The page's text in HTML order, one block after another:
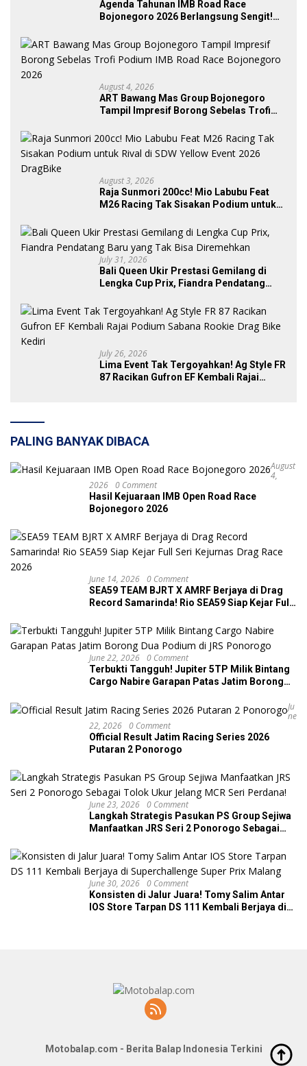
Agenda Tahunan IMB Road Race
Bojonegoro 2026 Berlangsung Sengit!
August 4, 2026
ART Bawang Mas Group Bojonegoro
Tampil Impresif Borong Sebelas Trofi
2026
August 3, 2026
Raja Sunmori 200cc! Mio Labubu Feat
M26 Racing Tak Sisakan Podium untuk
July 31, 2026
Bali Queen Ukir Prestasi Gemilang di
Lengka Cup Prix, Fiandra Pendatang
July 26, 2026
Lima Event Tak Tergoyahkan! Ag Style FR
87 Racikan Gufron EF Kembali Rajai
PALING BANYAK DIBACA
August
4,
2026 0 Comment
Hasil Kejuaraan IMB Open Road Race
Bojonegoro 2026
June 14, 2026 0 Comment
SEA59 TEAM BJRT X AMRF Berjaya di Drag
Record Samarinda! Rio SEA59 Siap Kejar Full
June 22, 2026 0 Comment
Terbukti Tangguh! Jupiter 5TP Milik Bintang
Cargo Nabire Garapan Patas Jatim Borong
Ju
Ne
22, 2026 0 Comment
Official Result Jatim Racing Series 2026
Putaran 2 Ponorogo
June 23, 2026 0 Comment
Langkah Strategis Pasukan PS Group Sejiwa
Manfaatkan JRS Seri 2 Ponorogo Sebagai
June 30, 2026 0 Comment
Konsisten di Jalur Juara! Tomy Salim Antar
IOS Store Tarpan DS 111 Kembali Berjaya di
Motobalap.com - Berita Balap Indonesia Terkini